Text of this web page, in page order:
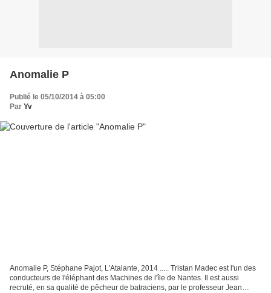
Anomalie P
Publié le 05/10/2014 à 05:00
Par Yv
Anomalie P, Stéphane Pajot, L'Atalante, 2014 ..... Tristan Madec est l'un des
conducteurs de l'éléphant des Machines de l'île de Nantes. Il est aussi
recruté, en sa qualité de pêcheur de batraciens, par le professeur Jean